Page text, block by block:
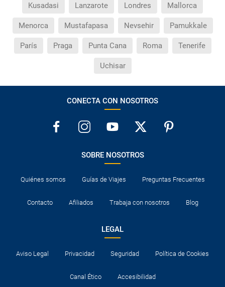
Kusadasi Lanzarote Londres Mallorca
Menorca Mustafapasa Nevsehir Pamukkale
París Praga Punta Cana Roma Tenerife
Uchisar
CONECTA CON NOSOTROS
SOBRE NOSOTROS
Quiénes somos Guías de Viajes Preguntas Frecuentes
Contacto Afiliados Trabaja con nosotros Blog
LEGAL
Aviso Legal Privacidad Seguridad Política de Cookies
Canal Ético Accesibilidad